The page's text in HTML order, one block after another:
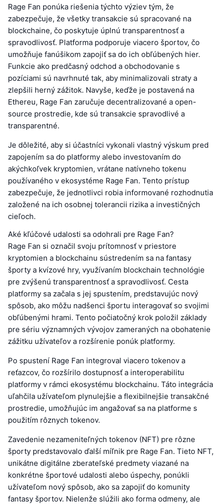
Rage Fan ponúka riešenia týchto výziev tým, že
zabezpečuje, že všetky transakcie sú spracované na
blockchaine, čo poskytuje úplnú transparentnosť a
spravodlivosť. Platforma podporuje viacero športov, čo
umožňuje fanúšikom zapojiť sa do ich obľúbených hier.
Funkcie ako predčasný odchod a obchodovanie s
pozíciami sú navrhnuté tak, aby minimalizovali straty a
zlepšili herný zážitok. Navyše, keďže je postavená na
Ethereu, Rage Fan zaručuje decentralizované a open-
source prostredie, kde sú transakcie spravodlivé a
transparentné.
Je dôležité, aby si účastníci vykonali vlastný výskum pred
zapojením sa do platformy alebo investovaním do
akýchkoľvek kryptomien, vrátane natívneho tokenu
používaného v ekosystéme Rage Fan. Tento prístup
zabezpečuje, že jednotlivci robia informované rozhodnutia
založené na ich osobnej tolerancii rizika a investičných
cieľoch.
Aké kľúčové udalosti sa odohrali pre Rage Fan?
Rage Fan si označil svoju prítomnosť v priestore
kryptomien a blockchainu sústredením sa na fantasy
športy a kvízové hry, využívaním blockchain technológie
pre zvýšenú transparentnosť a spravodlivosť. Cesta
platformy sa začala s jej spustením, predstavujúc nový
spôsob, ako môžu nadšenci športu interagovať so svojimi
obľúbenými hrami. Tento počiatočný krok položil základy
pre sériu významných vývojov zameraných na obohatenie
zážitku užívateľov a rozšírenie ponúk platformy.
Po spustení Rage Fan integroval viacero tokenov a
reťazcov, čo rozšírilo dostupnosť a interoperabilitu
platformy v rámci ekosystému blockchainu. Táto integrácia
uľahčila užívateľom plynulejšie a flexibilnejšie transakčné
prostredie, umožňujúc im angažovať sa na platforme s
použitím rôznych tokenov.
Zavedenie nezameniteľných tokenov (NFT) pre rôzne
športy predstavovalo ďalší míľnik pre Rage Fan. Tieto NFT,
unikátne digitálne zberateľské predmety viazané na
konkrétne športové udalosti alebo úspechy, ponúkli
užívateľom nový spôsob, ako sa zapojiť do komunity
fantasy športov. Nielenže slúžili ako forma odmeny, ale